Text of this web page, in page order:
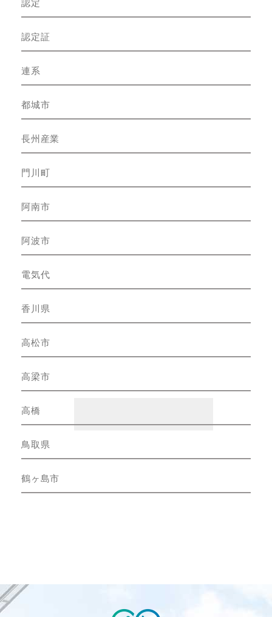
認定
認定証
連系
都城市
長州産業
門川町
阿南市
阿波市
電気代
香川県
高松市
高梁市
高橋
鳥取県
鶴ヶ島市